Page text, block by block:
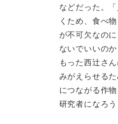
などだった。
くため、食べ
が不可欠なの
ないでいいの
もった西辻さ
みがえらせる
につながる作
研究者になろう